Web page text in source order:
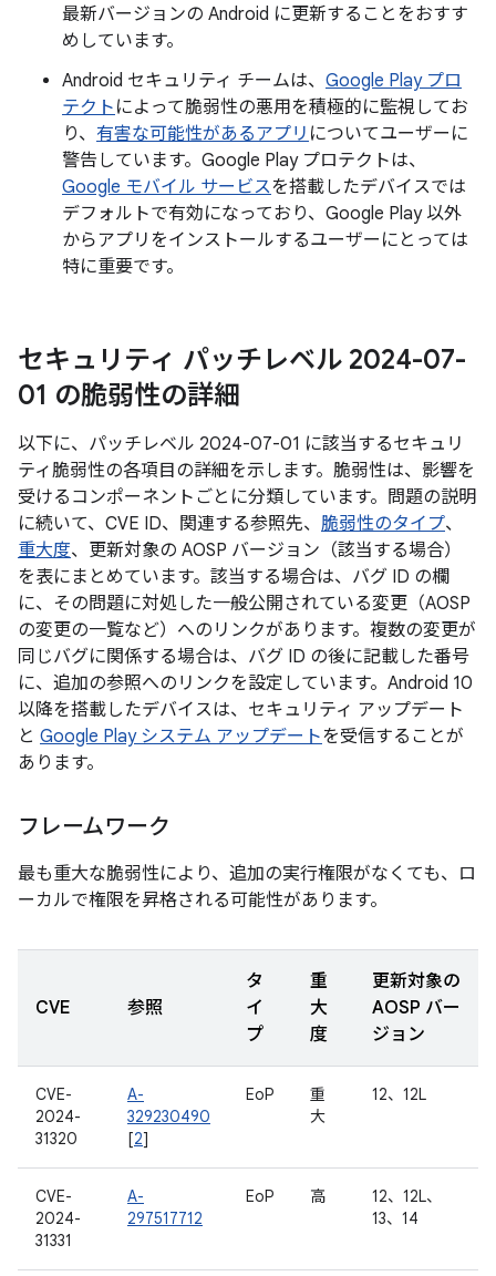
最新バージョンの Android に更新することをおすす
めしています。
Android セキュリティ チームは、 Google Play プロ
テクト によって脆弱性の悪用を積極的に監視してお
り、 有害な可能性があるアプリ についてユーザーに
警告しています。Google Play プロテクトは、
Google モバイル サービスを搭載したデバイスでは
デフォルトで有効になっており、Google Play 以外
からアプリをインストールするユーザーにとっては
特に重要です。
セキュリティ パッチレベル 2024-07-
01 の脆弱性の詳細
以下に、パッチレベル 2024-07-01 に該当するセキュリ
ティ脆弱性の各項目の詳細を示します。脆弱性は、影響を
受けるコンポーネントごとに分類しています。問題の説明
に続いて、CVE ID、関連する参照先、 脆弱性のタイプ、
重大度、更新対象の AOSP バージョン（該当する場合）
を表にまとめています。該当する場合は、バグ ID の欄
に、その問題に対処した一般公開されている変更（AOSP
の変更の一覧など）へのリンクがあります。複数の変更が
同じバグに関係する場合は、バグ ID の後に記載した番号
に、追加の参照へのリンクを設定しています。Android 10
以降を搭載したデバイスは、セキュリティ アップデート
と Google Play システム アップデートを受信することが
あります。
フレームワーク
最も重大な脆弱性により、追加の実行権限がなくても、ロ
ーカルで権限を昇格される可能性があります。
CVE 参照
タ
イ
プ
重
大
度
更新対象の
AOSP バー
ジョン
CVE-
2024-
31320
A-
329230490
[2]
EoP
重
大
12、12L
CVE-
2024-
31331
A-
297517712
EoP 高
12、12L、
13、14